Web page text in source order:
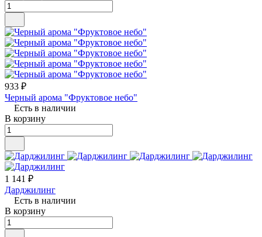
933 ₽
Черный арома "Фруктовое небо"
Есть в наличии
В корзину
1 141 ₽
Дарджилинг
Есть в наличии
В корзину